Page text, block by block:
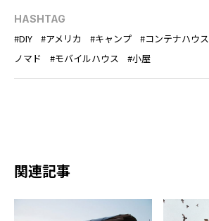
HASHTAG
DIY アメリカ キャンプ コンテナハウス
ノマド
モバイルハウス 小屋
関連記事